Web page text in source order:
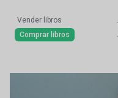
Vender libros
Comprar libros